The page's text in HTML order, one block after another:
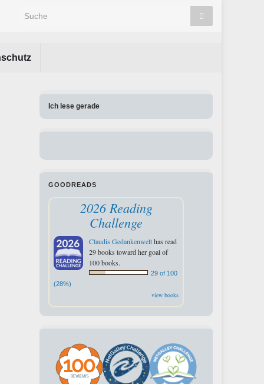
Ich lese gerade
GOODREADS
2026 Reading
Challenge
Claudis Gedankenwelthas read
29 books toward her goal of
100 books.
29 of 100
(28%)
view books